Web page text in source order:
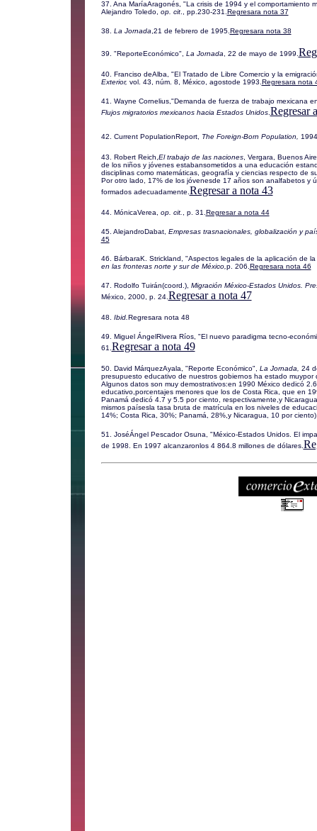
37. Ana MaríaAragonés, "La crisis de 1994 y el comportamiento
Alejandro Toledo, op. cit., pp.230-231. Regresara nota 37
38. La Jornada ,21 de febrero de 1995. Regresara nota 38
39. "ReporteEconómico", La Jornada , 22 de mayo de 1999.
40. Franciso deAlba, "El Tratado de Libre Comercio y la
Exterior, vol. 43, núm. 8, México, agostode 1993. Regresara nota
41. Wayne Cornelius,"Demanda de fuerza de trabajo mexicana
Flujos migratorios mexicanos hacia Estados Unidos. Regresar
42. Current PopulationReport, The Foreign-Born Population,
43. Robert Reich, El trabajo de las naciones, Vergara, Buenos
de los niños y jóvenes estabansometidos a una educación
disciplinas como matemáticas, geografía y ciencias respecto de
Por otro lado, 17% de los jóvenesde 17 años son analfabetos y
formados adecuadamente. Regresar a nota 43
44. MónicaVerea, op. cit. , p. 31. Regresar a nota 44
45. AlejandroDabat, Empresas trasnacionales, globalización y
45
46. BárbaraK. Strickland, "Aspectos legales de la aplicación de
en las fronteras norte y sur de México, p. 206. Regresara nota 46
47. Rodolfo Tuirán(coord.), Migración México-Estados Unidos.
México, 2000, p. 24. Regresar a nota 47
48. Ibid. Regresara nota 48
49. Miguel ÁngelRivera Ríos, "El nuevo paradigma tecno-
61. Regresar a nota 49
50. David MárquezAyala, "Reporte Económico", La Jornada, 24
presupuesto educativo de nuestros gobiernos ha estado
Algunos datos son muy demostrativos:en 1990 México dedicó
educativo,porcentajes menores que los de Costa Rica, que en
Panamá dedicó 4.7 y 5.5 por ciento, respectivamente,y
mismos paísesla tasa bruta de matrícula en los niveles de
14%; Costa Rica, 30%; Panamá, 28%,y Nicaragua, 10 por
51. JoséÁngel Pescador Osuna, "México-Estados Unidos. El
de 1998. En 1997 alcanzaronlos 4 864.8 millones de dólares.